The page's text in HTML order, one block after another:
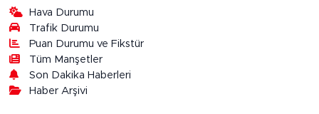
Hava Durumu
Trafik Durumu
Puan Durumu ve Fikstür
Tüm Manşetler
Son Dakika Haberleri
Haber Arşivi